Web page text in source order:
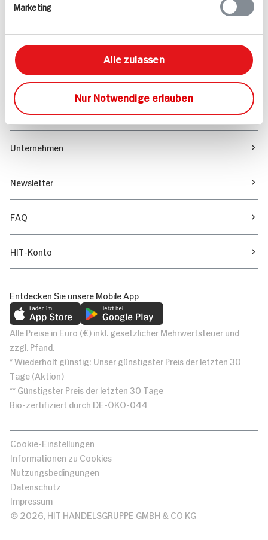
Marketing
Alle zulassen
Nur Notwendige erlauben
Sortiment
Marktfinder
Unser Magazin
Verantwortung & Nachhaltigkeit
Unternehmen
Newsletter
FAQ
HIT-Konto
Entdecken Sie unsere Mobile App
Alle Preise in Euro (€) inkl. gesetzlicher Mehrwertsteuer und
zzgl. Pfand.
* Wiederholt günstig: Unser günstigster Preis der letzten 30
Tage (Aktion)
** Günstigster Preis der letzten 30 Tage
Bio-zertifiziert durch DE-ÖKO-044
Cookie-Einstellungen
Informationen zu Cookies
Nutzungsbedingungen
Datenschutz
Impressum
© 2026, HIT HANDELSGRUPPE GMBH & CO KG